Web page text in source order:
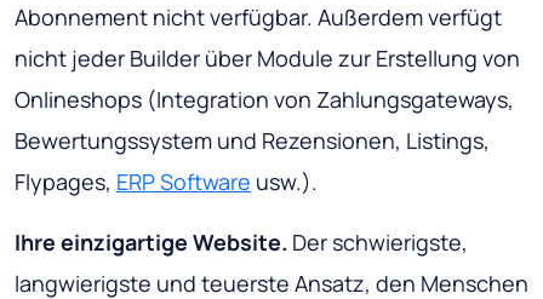
Abonnement nicht verfügbar. Außerdem verfügt
nicht jeder Builder über Module zur Erstellung von
Onlineshops (Integration von Zahlungsgateways,
Bewertungssystem und Rezensionen, Listings,
Flypages, ERP Software usw.).
Ihre einzigartige Website. Der schwierigste,
langwierigste und teuerste Ansatz, den Menschen